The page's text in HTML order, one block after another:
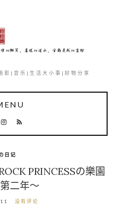
影|音乐|生活大小事|好物分享
日记
PRINCESSの樂園
二年～
没有评论